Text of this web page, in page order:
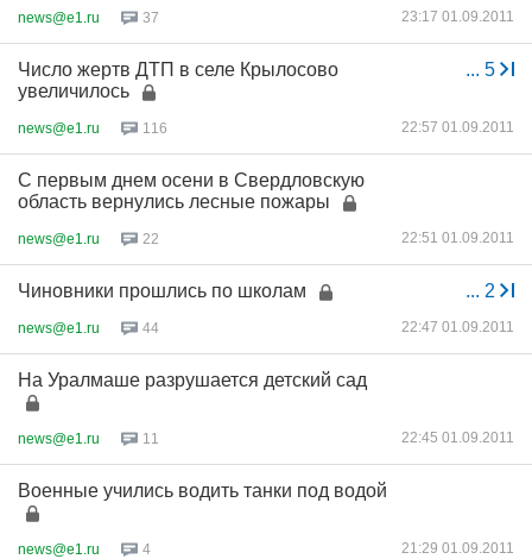
news@e1.ru 37 23:17 01.09.2011
... 5
Число жертв ДТП в селе Крылосово
увеличилось
news@e1.ru 116 22:57 01.09.2011
С первым днем осени в Свердловскую
область вернулись лесные пожары
news@e1.ru 22 22:51 01.09.2011
... 2
Чиновники прошлись по школам
news@e1.ru 44 22:47 01.09.2011
На Уралмаше разрушается детский сад
news@e1.ru 11 22:45 01.09.2011
Военные учились водить танки под водой
news@e1.ru 4 21:29 01.09.2011